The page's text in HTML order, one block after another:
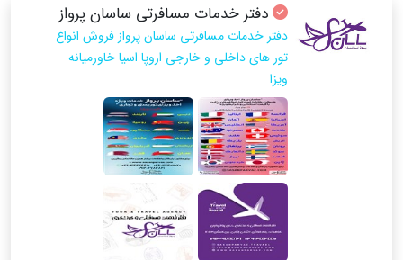
دفتر خدمات مسافرتی ساسان پرواز
دفتر خدمات مسافرتی ساسان پرواز فروش انواع
تور های داخلی و خارجی اروپا اسیا خاورمیانه
ویزا